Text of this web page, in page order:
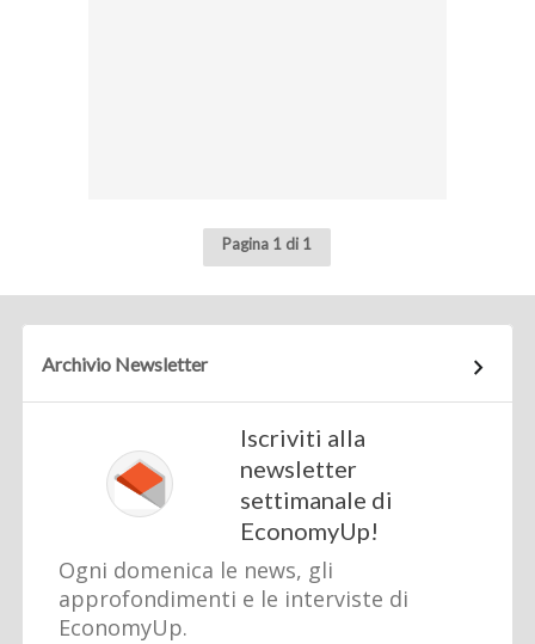
Pagina 1 di 1
Archivio Newsletter
Iscriviti alla
newsletter
settimanale di
EconomyUp!
Ogni domenica le news, gli
approfondimenti e le interviste di
EconomyUp.